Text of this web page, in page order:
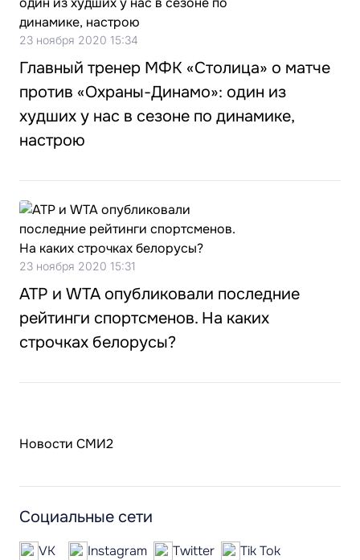
23 ноября 2020 15:34
Главный тренер МФК «Столица» о матче
против «Охраны-Динамо»: один из
худших у нас в сезоне по динамике,
настрою
23 ноября 2020 15:31
ATP и WTA опубликовали последние
рейтинги спортсменов. На каких
строчках белорусы?
Новости СМИ2
Социальные сети
VK Instagram Twitter
Tik Tok